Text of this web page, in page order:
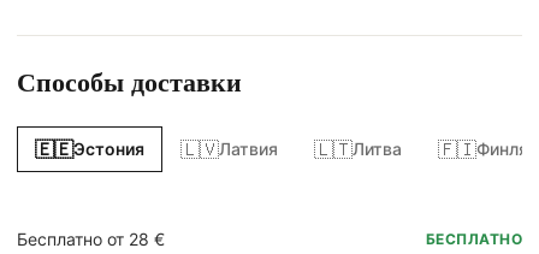
Способы доставки
🇪🇪Эстония 🇱🇻Латвия 🇱🇹Литва 🇫🇮
Бесплатно от 28 € БЕСПЛАТНО